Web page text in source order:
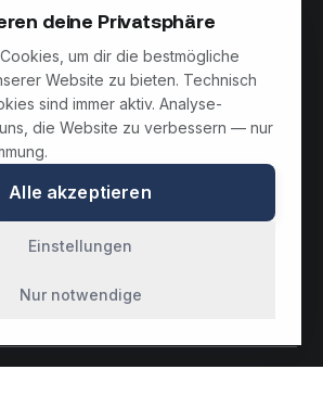
deine Privatsphäre
um dir die bestmögliche
Website zu bieten. Technisch
sind immer aktiv. Analyse-
die Website zu verbessern — nur
Alle akzeptieren
Einstellungen
Nur notwendige